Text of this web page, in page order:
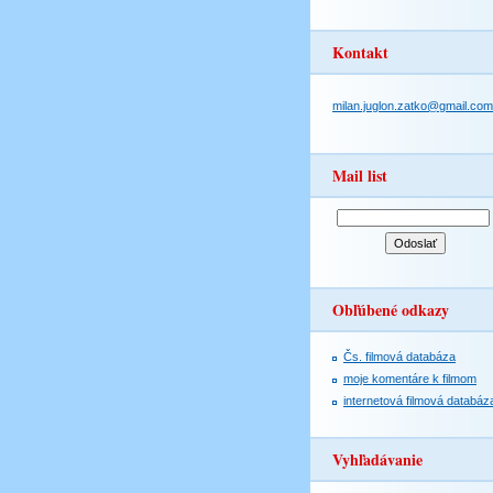
Kontakt
milan.juglon.zatko@gmail.com
Mail list
Obľúbené odkazy
Čs. filmová databáza
moje komentáre k filmom
internetová filmová
Vyhľadávanie